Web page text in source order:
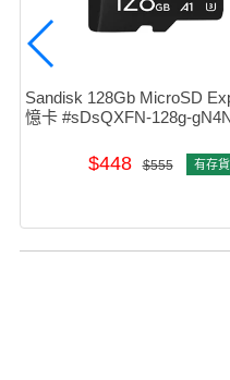
Sandisk 128Gb MicroSD
憶卡 #sDsQXFN-128g-
$448 $555 有存貨